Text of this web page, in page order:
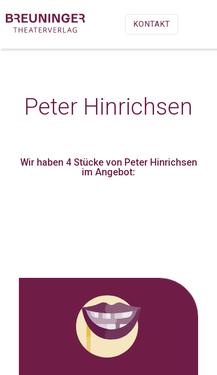
KONTAKT
Peter Hinrichsen
Wir haben 4 Stückevon Peter Hinrichsen
im Angebot: